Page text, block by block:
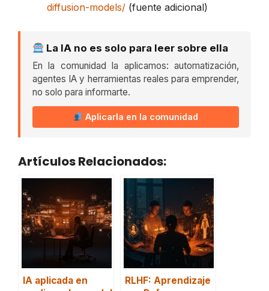
diffusion-models/ (fuente adicional)
La IA no es solo para leer sobre ella
En la comunidad la aplicamos: automatización,
agentes IA y herramientas reales para emprender,
no solo para informarte.
Aplicarla en la comunidad
Artículos Relacionados:
IA aplicada en
RLHF: Aprendizaje